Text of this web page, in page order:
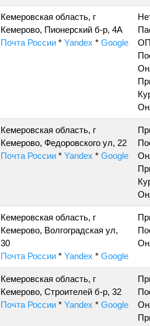
Кемеровская область, г
Кемерово, Пионерский б-р, 4А
Почта России * Yandex * Google
Кемеровская область, г
Кемерово, Федоровского ул, 22
Почта России * Yandex * Google
Кемеровская область, г
Кемерово, Волгоградская ул,
30
Почта России * Yandex * Google
Кемеровская область, г
Кемерово, Строителей б-р, 32
Почта России * Yandex * Google